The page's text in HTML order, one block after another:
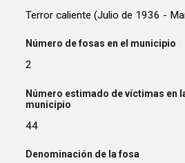
Terror caliente (Julio de 1936 -
Número de fosas en el municipio
2
Número estimado de víctimas en
municipio
44
Denominación de la fosa